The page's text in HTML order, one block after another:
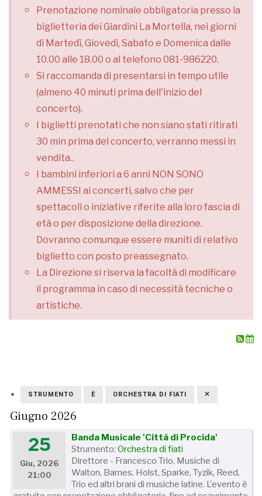
Prenotazione nominale obbligatoria presso la
biglietteria dei Giardini La Mortella, nei giorni
di Martedì, Giovedì, Sabato e Domenica dalle
10.00 alle 18.00 o al telefono 081-986220.
Si raccomanda di presentarsi in tempo utile
(almeno 40 minuti prima dell'inizio del
concerto).
I biglietti prenotati che non siano stati ritirati
30 min prima del concerto, verranno messi in
vendita..
I bambini inferiori a 6 anni NON SONO
AMMESSI ai concerti, salvo che per
spettacoli o iniziative riferite alla loro fascia di
età o per disposizione della direzione.
Dovranno comunque essere muniti di relativo
biglietto con posto preassegnato.
La Direzione si riserva la facoltà di modificare
il programma in caso di necessità tecniche o
artistiche.
STRUMENTO È ORCHESTRA DI FIATI
Giugno 2026
25
Giu, 2026
21:00
Banda Musicale 'Città di Procida'
Strumento:Orchestra di fiati
Direttore - Francesco Trio. Musiche di
Walton, Barnes, Holst, Sparke, Tyzik, Reed,
Trio ed altri brani di musiche latine. L'evento è